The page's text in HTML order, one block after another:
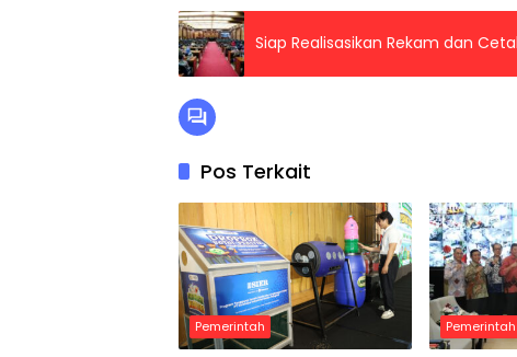
Siap Realisasikan Rekam dan
Pos Terkait
Pemerintah Pemerintah